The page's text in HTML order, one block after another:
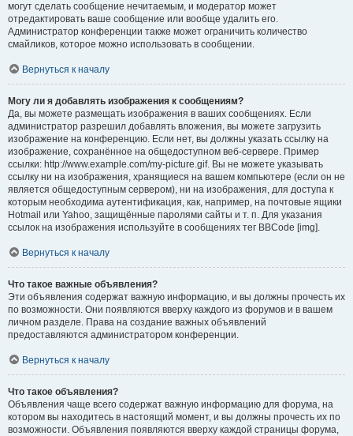
могут сделать сообщение нечитаемым, и модератор может
отредактировать ваше сообщение или вообще удалить его.
Администратор конференции также может ограничить количество
смайликов, которое можно использовать в сообщении.
Вернуться к началу
Могу ли я добавлять изображения к сообщениям?
Да, вы можете размещать изображения в ваших сообщениях. Если
администратор разрешил добавлять вложения, вы можете загрузить
изображение на конференцию. Если нет, вы должны указать ссылку на
изображение, сохранённое на общедоступном веб-сервере. Пример
ссылки: http://www.example.com/my-picture.gif. Вы не можете указывать
ссылку ни на изображения, хранящиеся на вашем компьютере (если он не
является общедоступным сервером), ни на изображения, для доступа к
которым необходима аутентификация, как, например, на почтовые ящики
Hotmail или Yahoo, защищённые паролями сайты и т. п. Для указания
ссылок на изображения используйте в сообщениях тег BBCode [img].
Вернуться к началу
Что такое важные объявления?
Эти объявления содержат важную информацию, и вы должны прочесть их
по возможности. Они появляются вверху каждого из форумов и в вашем
личном разделе. Права на создание важных объявлений
предоставляются администратором конференции.
Вернуться к началу
Что такое объявления?
Объявления чаще всего содержат важную информацию для форума, на
котором вы находитесь в настоящий момент, и вы должны прочесть их по
возможности. Объявления появляются вверху каждой страницы форума,